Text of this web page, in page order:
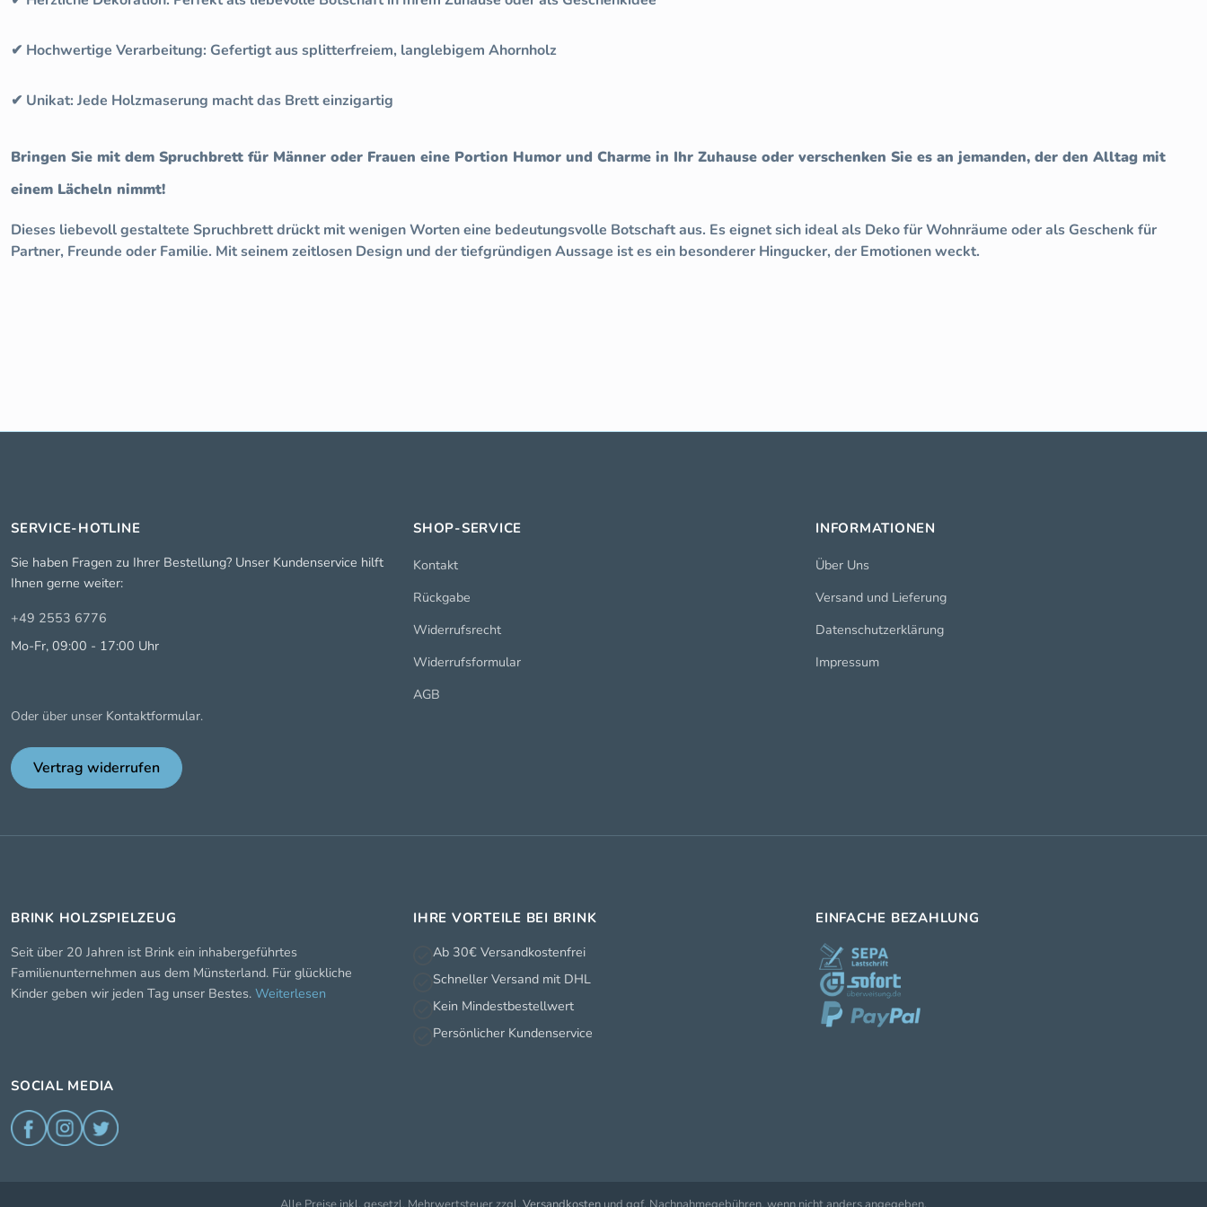
✔ Hochwertige Verarbeitung: Gefertigt aus splitterfreiem, langlebigem Ahornholz
✔ Unikat: Jede Holzmaserung macht das Brett einzigartig
Bringen Sie mit dem Spruchbrett für Männer oder Frauen eine Portion Humor und Charme in Ihr Zuhause oder verschenken Sie es an jemanden, der den Alltag mit
einem Lächeln nimmt!
Dieses liebevoll gestaltete Spruchbrett drückt mit wenigen Worten eine bedeutungsvolle Botschaft aus. Es eignet sich ideal als Deko für Wohnräume oder als Geschenk für
Partner, Freunde oder Familie. Mit seinem zeitlosen Design und der tiefgründigen Aussage ist es ein besonderer Hingucker, der Emotionen weckt.
SERVICE-HOTLINE
Sie haben Fragen zu Ihrer Bestellung? Unser Kundenservice hilft
Ihnen gerne weiter:
+49 2553 6776
Mo-Fr, 09:00 - 17:00 Uhr
Oder über unser Kontaktformular.
Vertrag widerrufen
SHOP-SERVICE
Kontakt
Rückgabe
Widerrufsrecht
Widerrufsformular
AGB
INFORMATIONEN
Über Uns
Versand und Lieferung
Datenschutzerklärung
Impressum
BRINK HOLZSPIELZEUG
Seit über 20 Jahren ist Brink ein inhabergeführtes
Familienunternehmen aus dem Münsterland. Für glückliche
Kinder geben wir jeden Tag unser Bestes. Weiterlesen
SOCIAL MEDIA
IHRE VORTEILE BEI BRINK
Ab 30€ Versandkostenfrei
Schneller Versand mit DHL
Kein Mindestbestellwert
Persönlicher Kundenservice
EINFACHE BEZAHLUNG